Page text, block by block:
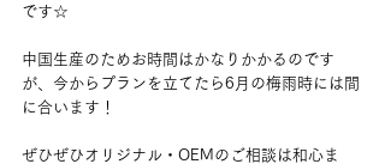
です☆
中国生産のためお時間はかなりかかるのです
が、今からプランを立てたら6月の梅雨時には間
に合います！
ぜひぜひオリジナル・OEMのご相談は和心ま